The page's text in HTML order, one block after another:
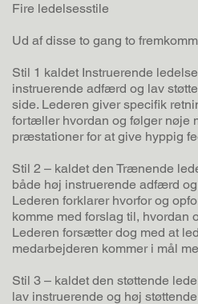
Fire ledelsesstile
Ud af disse to gang to
Stil 1 kaldet Instruerende
instruerende adfærd og lav
side. Lederen giver specifik
fortæller hvordan og følger nøje
præstationer for at give hyppig
Stil 2 – kaldet den Trænende
både høj instruerende adfærd
Lederen forklarer hvorfor og
komme med forslag til, hvordan
Lederen forsætter dog med at
medarbejderen kommer i mål
Stil 3 – kaldet den støttende
lav instruerende og høj